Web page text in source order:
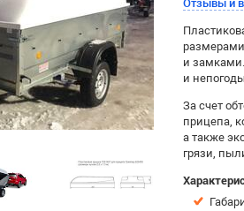
Отзывы и
и
и
За счет
прицепа,
а также
грязи,